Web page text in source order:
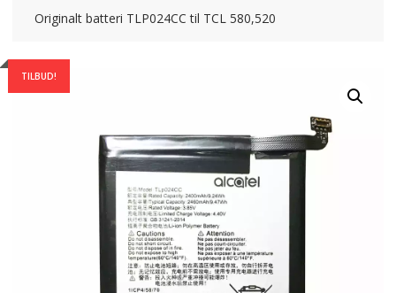
Originalt batteri TLP024CC til TCL 580,520
TILBUD!